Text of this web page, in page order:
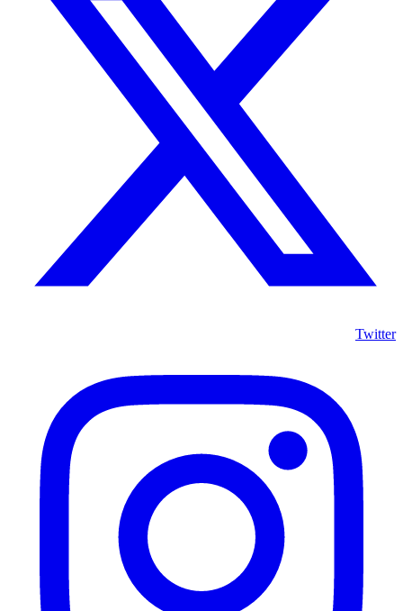
Twitter